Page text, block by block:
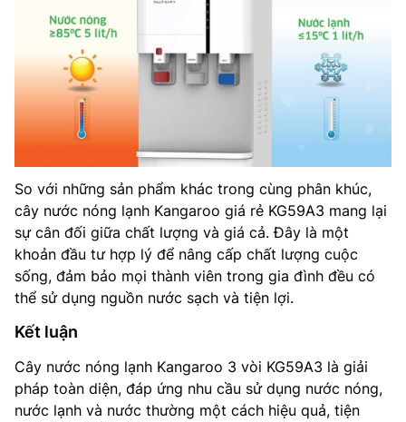
So với những sản phẩm khác trong cùng phân khúc,
cây nước nóng lạnh Kangaroo giá rẻ KG59A3 mang lại
sự cân đối giữa chất lượng và giá cả. Đây là một
khoản đầu tư hợp lý để nâng cấp chất lượng cuộc
sống, đảm bảo mọi thành viên trong gia đình đều có
thể sử dụng nguồn nước sạch và tiện lợi.
Kết luận
Cây nước nóng lạnh Kangaroo 3 vòi KG59A3 là giải
pháp toàn diện, đáp ứng nhu cầu sử dụng nước nóng,
nước lạnh và nước thường một cách hiệu quả, tiện